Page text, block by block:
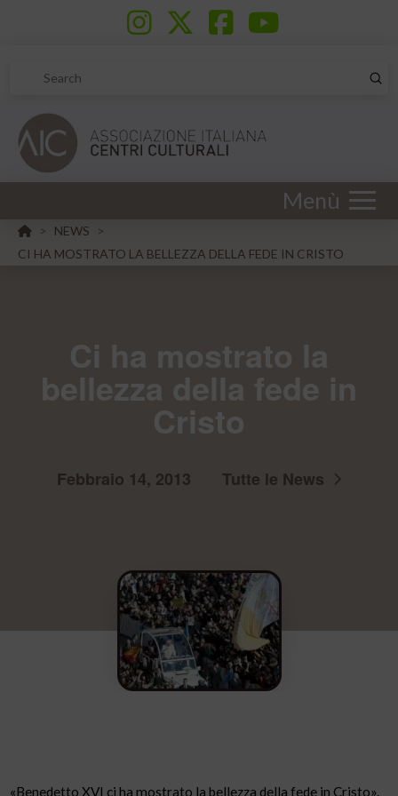
Search
Menù
HOME
> NEWS
>
CI HA MOSTRATO LA BELLEZZA DELLA FEDE IN CRISTO
Febbraio 14, 2013 Tutte le News
«Benedetto XVI ci ha mostrato la bellezza della fede in Cristo».